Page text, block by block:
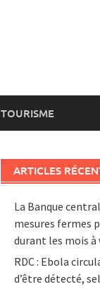
TOURISME
ARTICLES
La Banque
mesures fermes
durant les mois à
RDC : Ebola
d’être détecté,